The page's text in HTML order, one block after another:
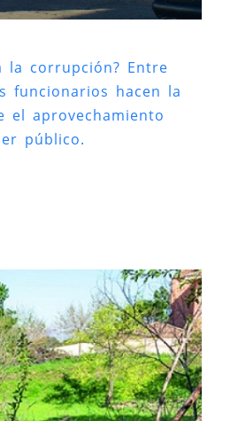
la corrupción? Entre
funcionarios hacen la
el aprovechamiento
público.